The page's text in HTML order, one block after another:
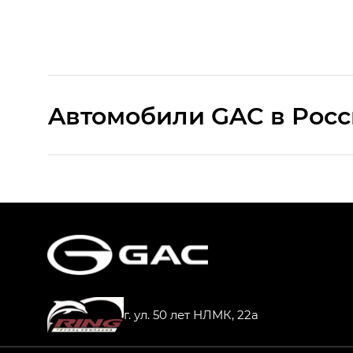
Aвтомобили GAC в
HYPTEC HT — Хайптек Эйч Ти (HYPTEC
AION V — Айон Ви в комплектациях Экс
GS8 — Джи Эс 8 (GS8) в комплектациях
г. ул. 50 лет НЛМК, 22а